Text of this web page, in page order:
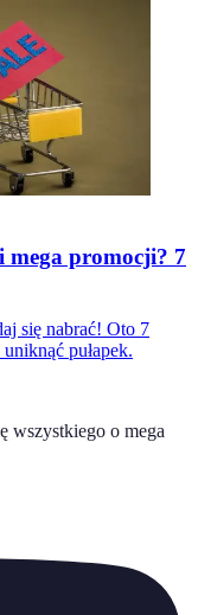
mega promocji? 7
się nabrać! Oto 7
pułapek.
wszystkiego o mega